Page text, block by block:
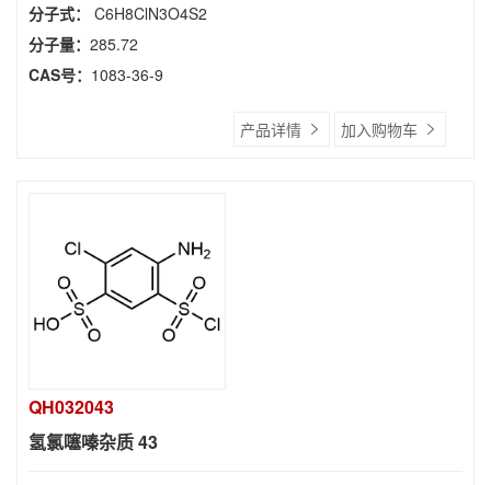
分子式： C6H8ClN3O4S2
分子量： 285.72
CAS号： 1083-36-9
产品详情 加入购物车
QH032043
氢氯噻嗪杂质 43